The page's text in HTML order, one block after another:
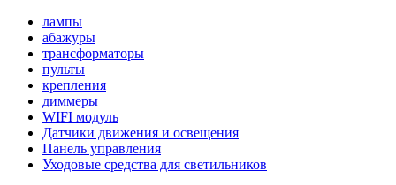
лампы
абажуры
трансформаторы
пульты
крепления
диммеры
WIFI модуль
Датчики движения и освещения
Панель управления
Уходовые средства для светильников